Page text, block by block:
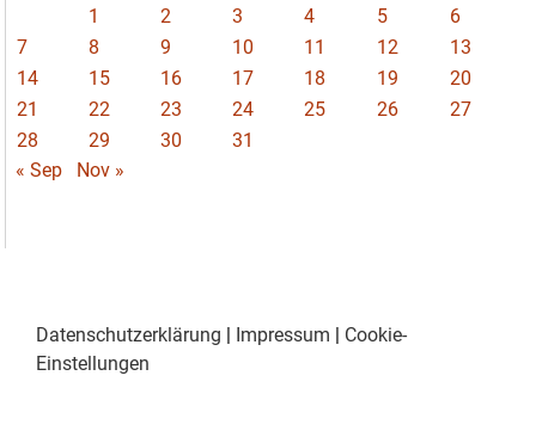
1 2 3 4 5
6
7
8 9 10 11 12
13
14
15 16 17 18 19
20
21
22 23 24 25 26
27
28
29 30
31
« Sep
Nov »
Datenschutzerklärung Impressum
Cookie-
Einstellungen